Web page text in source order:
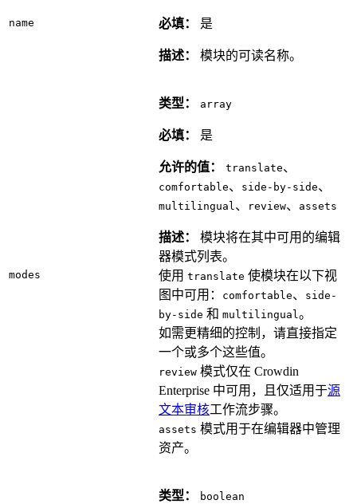
name 必填： 是
描述： 模块的可读名称。
modes
类型： array
必填： 是
允许的值： translate、
comfortable、 side-by-side、
multilingual、 review、 assets
描述：
模块将在其中可用的编辑
器模式列表。
使用 translate 使模块在以下视
图中可用：
comfortable、
side-
by-side 和 multilingual。
如需更精细的控制，请直接指定
一个或多个这些值。
review 模式仅在 Crowdin
Enterprise 中可用，且仅适用于源
文本审核工作流步骤。
assets 模式用于在编辑器中管理
资产。
类型： boolean